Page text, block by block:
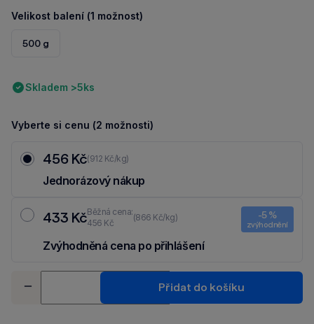
Velikost balení (1 možnost)
500 g
Skladem >5ks
Vyberte si cenu (2 možnosti)
456 Kč(912 Kč/kg)
Jednorázový nákup
433 KčBěžná cena:
456 Kč
(866 Kč/kg) -5 %
zvýhodnění
Zvýhodněná cena po přihlášení
-
+
Přidat do košíku